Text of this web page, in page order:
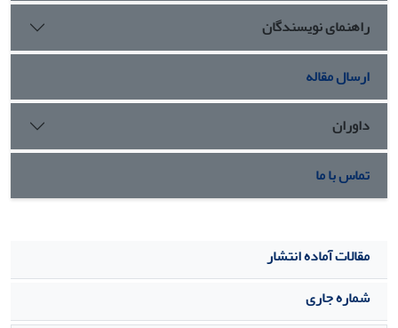
قصد کاربران برای استفاده از فین‌تک منتهی شود.
راهنمای نویسندگان
ارسال مقاله
داوران
تماس با ما
مقالات آماده انتشار
شماره جاری